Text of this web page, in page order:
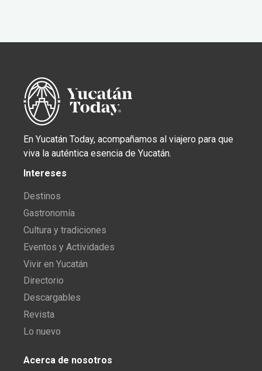
En Yucatán Today, acompañamos al viajero para que
viva la auténtica esencia de Yucatán.
Intereses
Destinos
Gastronomía
Cultura y tradiciones
Eventos y Actividades
Vivir en Yucatán
Directorio
Descargables
Revista
Lo nuevo
Acerca de nosotros